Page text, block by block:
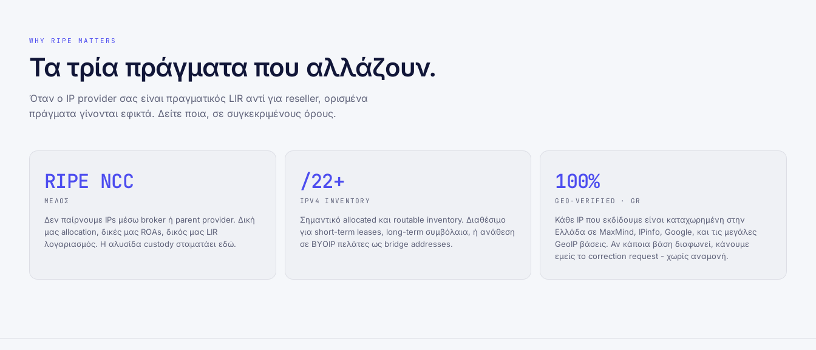
WHY RIPE MATTERS
Τα τρία πράγματα που αλλάζουν.
Όταν ο IP provider σας είναι πραγματικός LIR αντί για reseller, ορισμένα
πράγματα γίνονται εφικτά. Δείτε ποια, σε συγκεκριμένους όρους.
RIPE NCC
ΜΕΛΟΣ
Δεν παίρνουμε IPs μέσω broker ή parent provider. Δική
μας allocation, δικές μας ROAs, δικός μας LIR
λογαριασμός. Η αλυσίδα custody σταματάει εδώ.
/22+
IPV4 INVENTORY
Σημαντικό allocated και routable inventory. Διαθέσιμο
για short-term leases, long-term συμβόλαια, ή ανάθεση
σε BYOIP πελάτες ως bridge addresses.
100%
GEO-VERIFIED · GR
Κάθε IP που εκδίδουμε είναι καταχωρημένη στην
Ελλάδα σε MaxMind, IPinfo, Google, και τις μεγάλες
GeoIP βάσεις. Αν κάποια βάση διαφωνεί, κάνουμε
εμείς το correction request - χωρίς αναμονή.